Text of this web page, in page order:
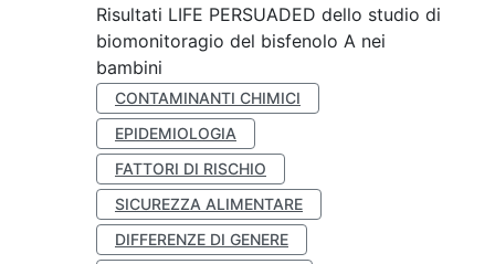
Risultati LIFE PERSUADED dello studio di
biomonitoragio del bisfenolo A nei
bambini
CONTAMINANTI CHIMICI
EPIDEMIOLOGIA
FATTORI DI RISCHIO
SICUREZZA ALIMENTARE
DIFFERENZE DI GENERE